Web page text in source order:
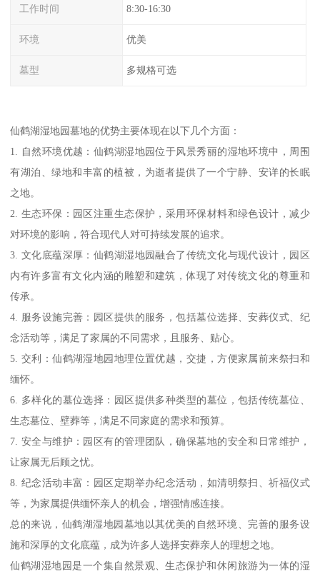
工作时间 8:30-16:30
环境 优美
墓型 多规格可选
仙鹤湖湿地园墓地的优势主要体现在以下几个方面：
1. 自然环境优越：仙鹤湖湿地园位于风景秀丽的湿地环境中，周围
有湖泊、绿地和丰富的植被，为逝者提供了一个宁静、安详的长眠
之地。
2. 生态环保：园区注重生态保护，采用环保材料和绿色设计，减少
对环境的影响，符合现代人对可持续发展的追求。
3. 文化底蕴深厚：仙鹤湖湿地园融合了传统文化与现代设计，园区
内有许多富有文化内涵的雕塑和建筑，体现了对传统文化的尊重和
传承。
4. 服务设施完善：园区提供的服务，包括墓位选择、安葬仪式、纪
念活动等，满足了家属的不同需求，且服务、贴心。
5. 交利：仙鹤湖湿地园地理位置优越，交捷，方便家属前来祭扫和
缅怀。
6. 多样化的墓位选择：园区提供多种类型的墓位，包括传统墓位、
生态墓位、壁葬等，满足不同家庭的需求和预算。
7. 安全与维护：园区有的管理团队，确保墓地的安全和日常维护，
让家属无后顾之忧。
8. 纪念活动丰富：园区定期举办纪念活动，如清明祭扫、祈福仪式
等，为家属提供缅怀亲人的机会，增强情感连接。
总的来说，仙鹤湖湿地园墓地以其优美的自然环境、完善的服务设
施和深厚的文化底蕴，成为许多人选择安葬亲人的理想之地。
仙鹤湖湿地园是一个集自然景观、生态保护和休闲旅游为一体的湿